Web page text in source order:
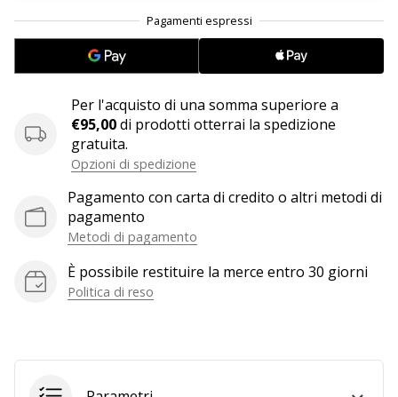
un
forum
che
generino
profitto.
Unisciti
al…
Mostra
Per l'acquisto di una somma superiore a
€95,00di prodotti otterrai la spedizione
gratuita.
Opzioni di spedizione
Pagamento con carta di credito o altri metodi di
pagamento
Metodi di pagamento
È possibile restituire la merce entro 30 giorni
Politica di reso